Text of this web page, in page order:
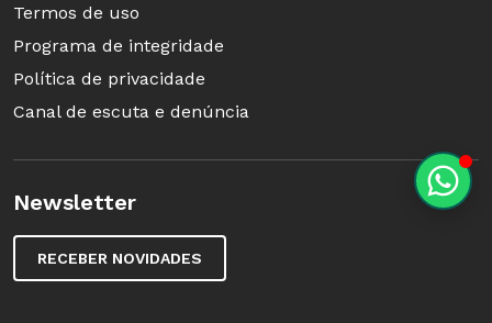
Termos de uso
Programa de integridade
Política de privacidade
Canal de escuta e denúncia
Newsletter
RECEBER NOVIDADES